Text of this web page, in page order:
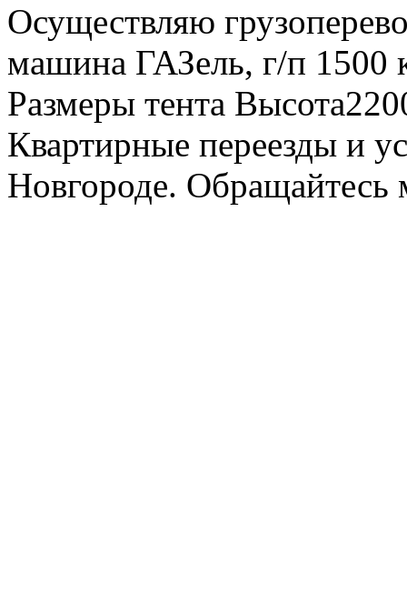
Осуществляю
машина ГАЗель, г/п 1500
Размеры тента
Квартирные переезды и
Новгороде.